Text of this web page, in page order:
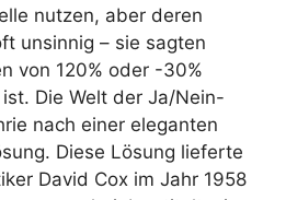
nutzen, aber deren
unsinnig – sie sagten
von 120% oder -30%
Die Welt der Ja/Nein-
nach einer eleganten
Diese Lösung lieferte
David Cox im Jahr 1958